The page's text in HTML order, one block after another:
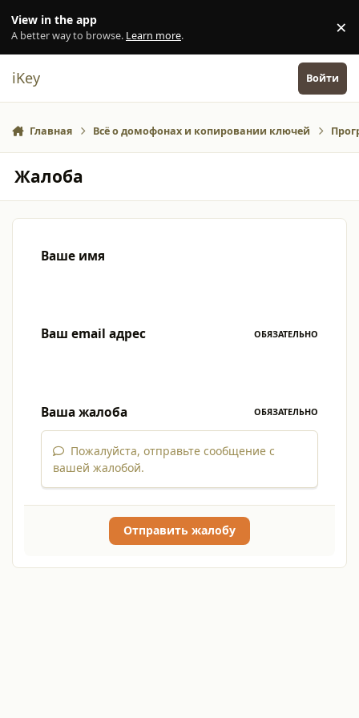
View in the app
A better way to browse. Learn more. ×
iKey Войти
Главная Всё о домофонах и копировании ключей
Жалоба
Ваше имя
Ваш email адрес ОБЯЗАТЕЛЬНО
Ваша жалоба ОБЯЗАТЕЛЬНО
Пожалуйста, отправьте сообщение с
вашей жалобой.
Отправить жалобу